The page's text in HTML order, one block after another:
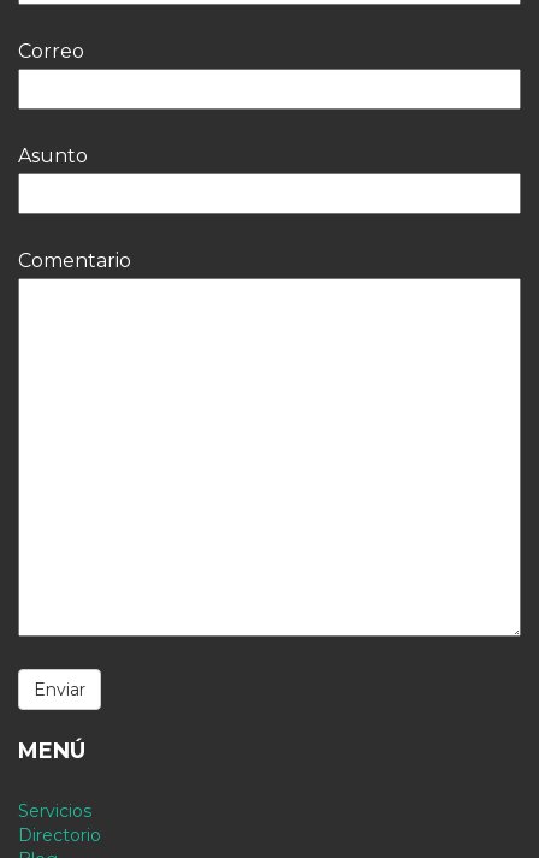
Correo
Asunto
Comentario
MENÚ
Servicios
Directorio